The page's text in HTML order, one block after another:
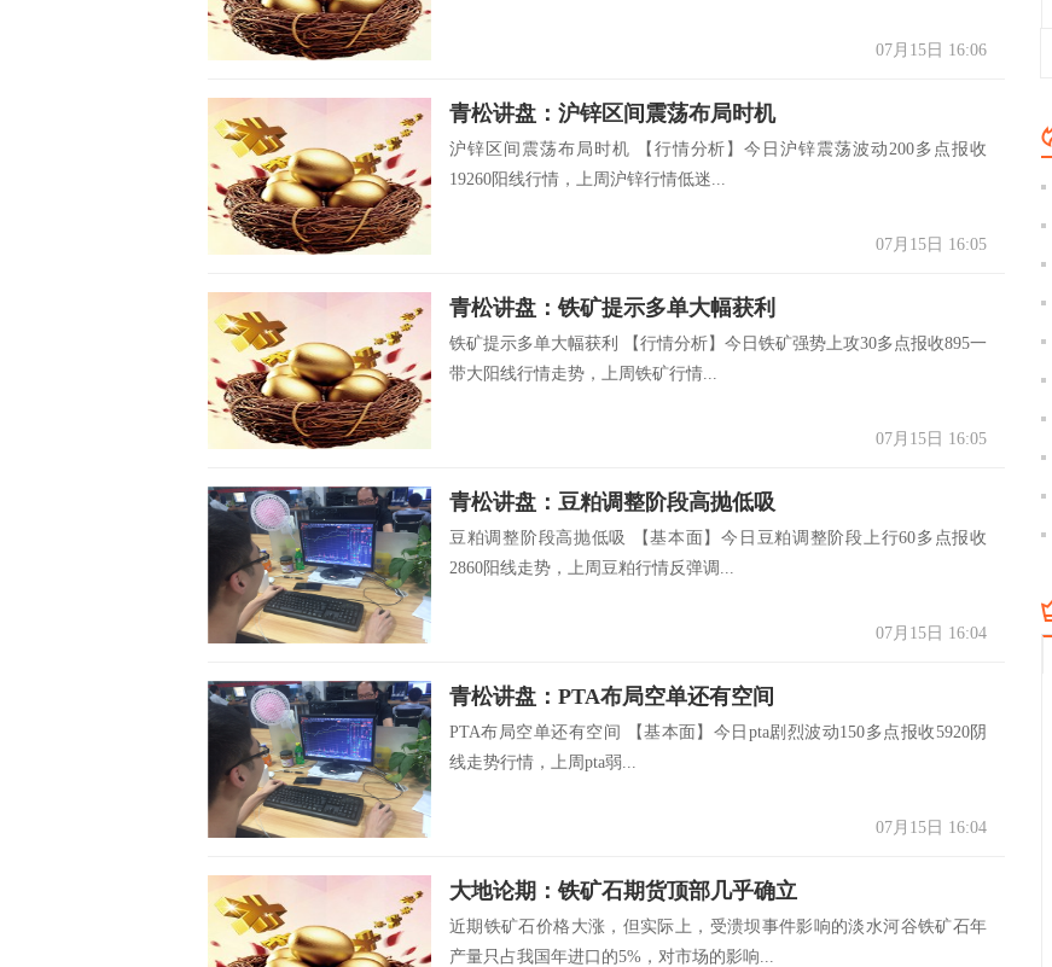
07月15日 16:06
青松讲盘：沪锌区间震荡布局时机
沪锌区间震荡布局时机 【行情分析】今日沪锌震荡波动200多点报收
19260阳线行情，上周沪锌行情低迷...
07月15日 16:05
青松讲盘：铁矿提示多单大幅获利
铁矿提示多单大幅获利 【行情分析】今日铁矿强势上攻30多点报收895一
带大阳线行情走势，上周铁矿行情...
07月15日 16:05
青松讲盘：豆粕调整阶段高抛低吸
豆粕调整阶段高抛低吸 【基本面】今日豆粕调整阶段上行60多点报收
2860阳线走势，上周豆粕行情反弹调...
07月15日 16:04
青松讲盘：PTA布局空单还有空间
PTA布局空单还有空间 【基本面】今日pta剧烈波动150多点报收5920阴
线走势行情，上周pta弱...
07月15日 16:04
大地论期：铁矿石期货顶部几乎确立
近期铁矿石价格大涨，但实际上，受溃坝事件影响的淡水河谷铁矿石年
产量只占我国年进口的5%，对市场的影响...